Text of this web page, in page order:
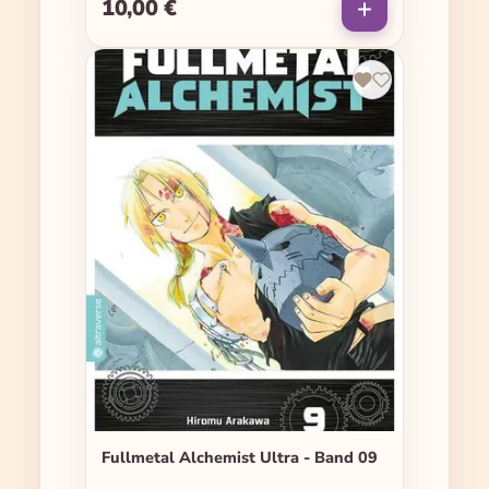
Regulärer Preis:
10,00 €
Fullmetal Alchemist Ultra - Band 09